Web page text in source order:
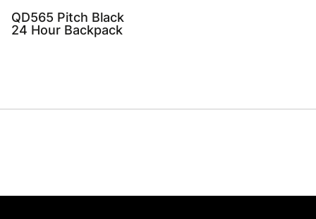
QD565 Pitch Black
24 Hour Backpack